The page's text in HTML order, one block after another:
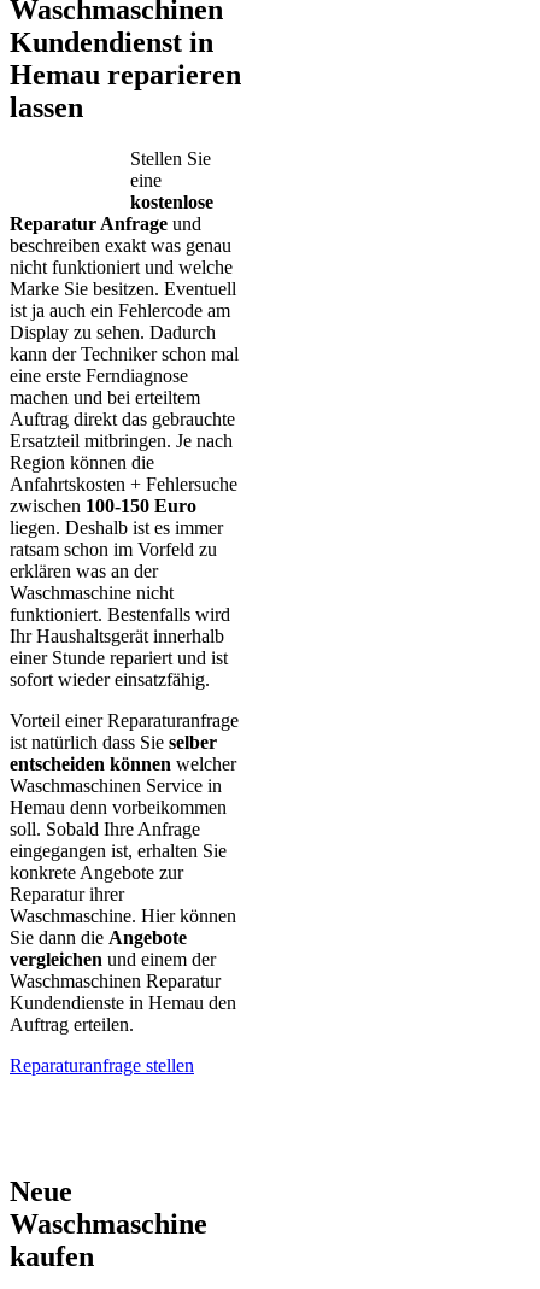
Waschmaschinen
Kundendienst in
Hemau reparieren
lassen
Stellen Sie
eine
kostenlose
Reparatur Anfrage und
beschreiben exakt was genau
nicht funktioniert und welche
Marke Sie besitzen. Eventuell
ist ja auch ein Fehlercode am
Display zu sehen. Dadurch
kann der Techniker schon mal
eine erste Ferndiagnose
machen und bei erteiltem
Auftrag direkt das gebrauchte
Ersatzteil mitbringen. Je nach
Region können die
Anfahrtskosten + Fehlersuche
zwischen 100-150 Euro
liegen. Deshalb ist es immer
ratsam schon im Vorfeld zu
erklären was an der
Waschmaschine nicht
funktioniert. Bestenfalls wird
Ihr Haushaltsgerät innerhalb
einer Stunde repariert und ist
sofort wieder einsatzfähig.
Vorteil einer Reparaturanfrage
ist natürlich dass Sie selber
entscheiden können welcher
Waschmaschinen Service in
Hemau denn vorbeikommen
soll. Sobald Ihre Anfrage
eingegangen ist, erhalten Sie
konkrete Angebote zur
Reparatur ihrer
Waschmaschine. Hier können
Sie dann die Angebote
vergleichen und einem der
Waschmaschinen Reparatur
Kundendienste in Hemau den
Auftrag erteilen.
Reparaturanfrage stellen
Neue
Waschmaschine
kaufen